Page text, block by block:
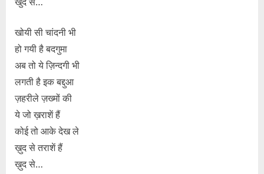
खोयी सी चांदनी भी
हो गयी है बदगुमा
अब तो ये ज़िन्दगी भी
लगती है इक बद्दुआ
ज़हरीले ज़ख्मों की
ये जो ख़राशें हैं
कोई तो आके देख ले
ख़ुद से तराशें हैं
ख़ुद से…